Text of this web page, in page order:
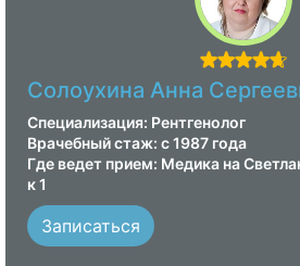
Солоухина Анна
Специализация: Рентгенолог
Врачебный стаж: с 1987 года
Где ведет прием: Медика на
к 1
Записаться